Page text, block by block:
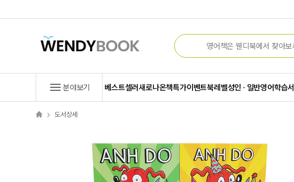
분야보기 베스트셀러새로나온책특가이벤트북레벨성인 · 일반영어학습서
도서상세